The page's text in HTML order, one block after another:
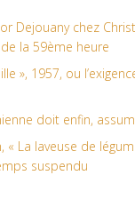
Dejouany chez
la 59ème heure
», 1957, ou
doit enfin,
« La laveuse de
suspendu